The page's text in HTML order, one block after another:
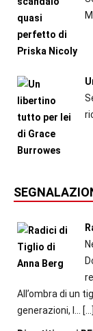
All’ombra di un
generazioni, l...
[…]